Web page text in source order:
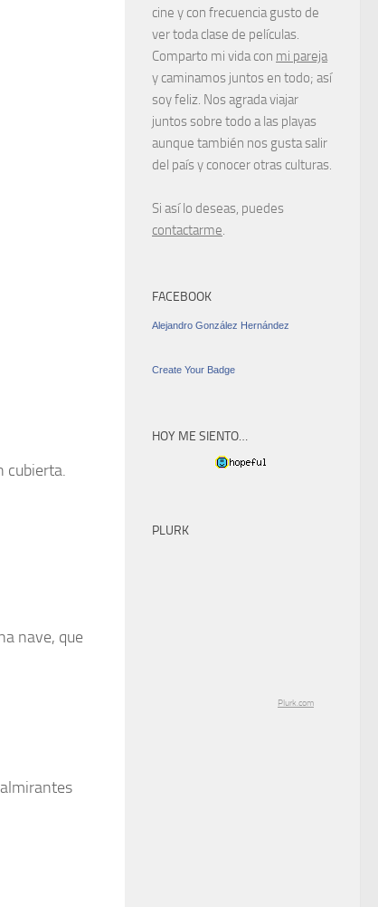
cubierta.
nave, que
cine y con frecuencia gusto de
ver toda clase de películas.
Comparto mi vida con mi pareja
y caminamos juntos en todo; así
soy feliz. Nos agrada viajar
juntos sobre todo a las playas
aunque también nos gusta salir
del país y conocer otras culturas.
Si así lo deseas, puedes
contactarme.
FACEBOOK
Alejandro González Hernández
Create Your Badge
HOY ME SIENTO…
PLURK
Plurk.com